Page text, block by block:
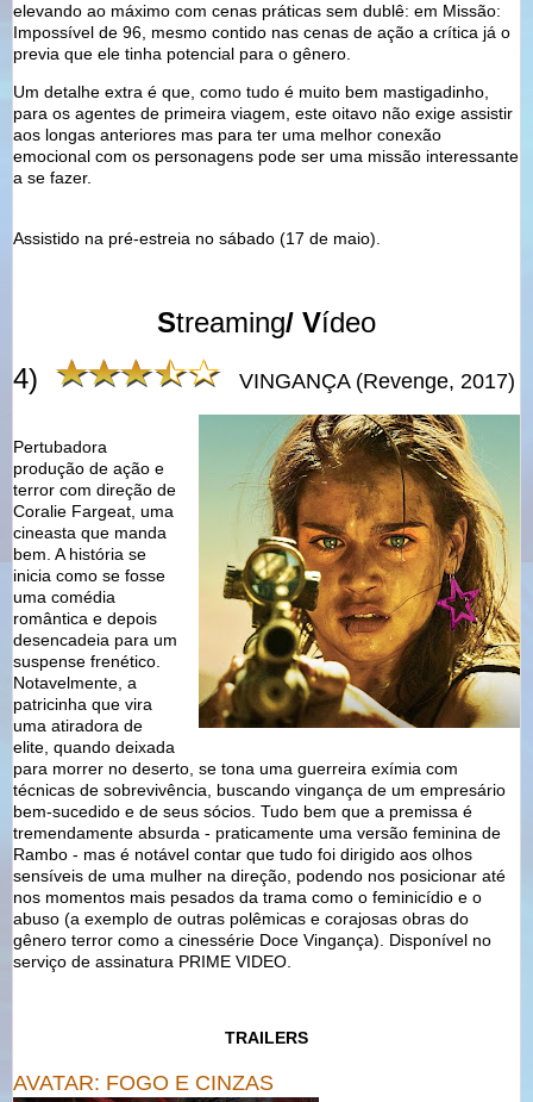
elevando ao máximo com cenas práticas sem dublê: em Missão:
Impossível de 96, mesmo contido nas cenas de ação a crítica já o
previa que ele tinha potencial para o gênero.
Um detalhe extra é que, como tudo é muito bem mastigadinho,
para os agentes de primeira viagem, este oitavo não exige assistir
aos longas anteriores mas para ter uma melhor conexão
emocional com os personagens pode ser uma missão interessante
a se fazer.
Assistido na pré-estreia no sábado (17 de maio).
Streaming/ Vídeo
4)
VINGANÇA (Revenge, 2017)
Pertubadora
produção de ação e
terror com direção de
Coralie Fargeat, uma
cineasta que manda
bem. A história se
inicia como se fosse
uma comédia
romântica e depois
desencadeia para um
suspense frenético.
Notavelmente, a
patricinha que vira
uma atiradora de
elite, quando deixada
para morrer no deserto, se tona uma guerreira exímia com
técnicas de sobrevivência, buscando vingança de um empresário
bem-sucedido e de seus sócios. Tudo bem que a premissa é
tremendamente absurda - praticamente uma versão feminina de
Rambo - mas é notável contar que tudo foi dirigido aos olhos
sensíveis de uma mulher na direção, podendo nos posicionar até
nos momentos mais pesados da trama como o feminicídio e o
abuso (a exemplo de outras polêmicas e corajosas obras do
gênero terror como a cinessérie Doce Vingança). Disponível no
serviço de assinatura PRIME VIDEO.
TRAILERS
AVATAR: FOGO E CINZAS